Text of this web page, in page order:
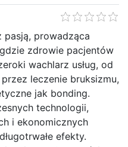
pasją, prowadząca
zdrowie pacjentów
wachlarz usług, od
leczenie bruksizmu,
jak bonding.
technologii,
i ekonomicznych
efekty.